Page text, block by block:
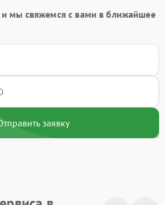
мы свяжемся с вами в ближайшее
заявку